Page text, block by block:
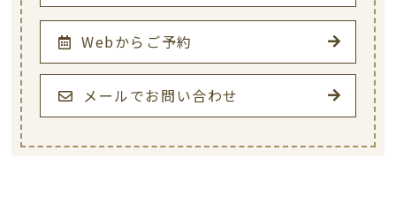
Webからご予約
メールでお問い合わせ